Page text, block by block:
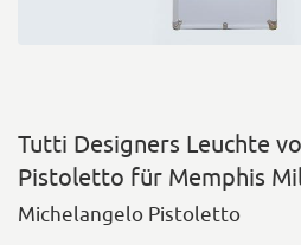
Tutti Designers Leuchte
Pistoletto für Memphis
Michelangelo Pistoletto